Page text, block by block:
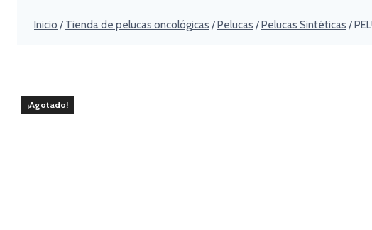
Inicio / Tienda de pelucas oncológicas /Pelucas /Pelucas Sintéticas /
¡Agotado!